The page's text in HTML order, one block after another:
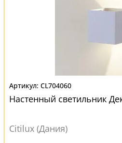
CL704060
Настенный светильник
Citilux (Дания)